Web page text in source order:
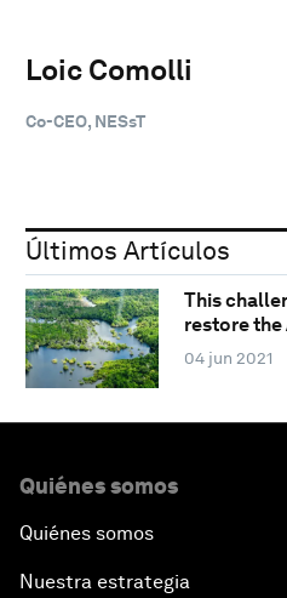
Loic Comolli
Co-CEO, NESsT
Últimos Artículos
This
restore the
04 jun 2021
Quiénes somos
Quiénes somos
Nuestra estrategia